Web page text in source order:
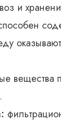
и
вещества